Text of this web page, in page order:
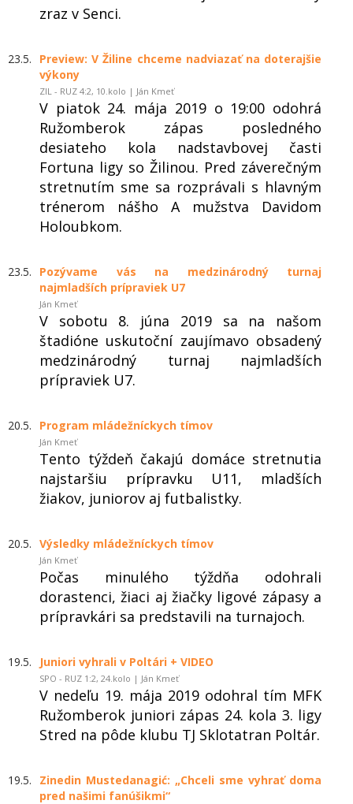
zraz v Senci.
23.5.
Preview: V Žiline chceme nadviazať na doterajšie
výkony
ZIL - RUZ 4:2, 10.kolo | Ján Kmeť
V piatok 24. mája 2019 o 19:00 odohrá
Ružomberok zápas posledného
desiateho kola nadstavbovej časti
Fortuna ligy so Žilinou. Pred záverečným
stretnutím sme sa rozprávali s hlavným
trénerom nášho A mužstva Davidom
Holoubkom.
23.5.
Pozývame vás na medzinárodný turnaj
najmladších prípraviek U7
Ján Kmeť
V sobotu 8. júna 2019 sa na našom
štadióne uskutoční zaujímavo obsadený
medzinárodný turnaj najmladších
prípraviek U7.
20.5. Program mládežníckych tímov
Ján Kmeť
Tento týždeň čakajú domáce stretnutia
najstaršiu prípravku U11, mladších
žiakov, juniorov aj futbalistky.
20.5. Výsledky mládežníckych tímov
Ján Kmeť
Počas minulého týždňa odohrali
dorastenci, žiaci aj žiačky ligové zápasy a
prípravkári sa predstavili na turnajoch.
19.5. Juniori vyhrali v Poltári + VIDEO
SPO - RUZ 1:2, 24.kolo | Ján Kmeť
V nedeľu 19. mája 2019 odohral tím MFK
Ružomberok juniori zápas 24. kola 3. ligy
Stred na pôde klubu TJ Sklotatran Poltár.
19.5.
Zinedin Mustedanagić: „Chceli sme vyhrať doma
pred našimi fanúšikmi“